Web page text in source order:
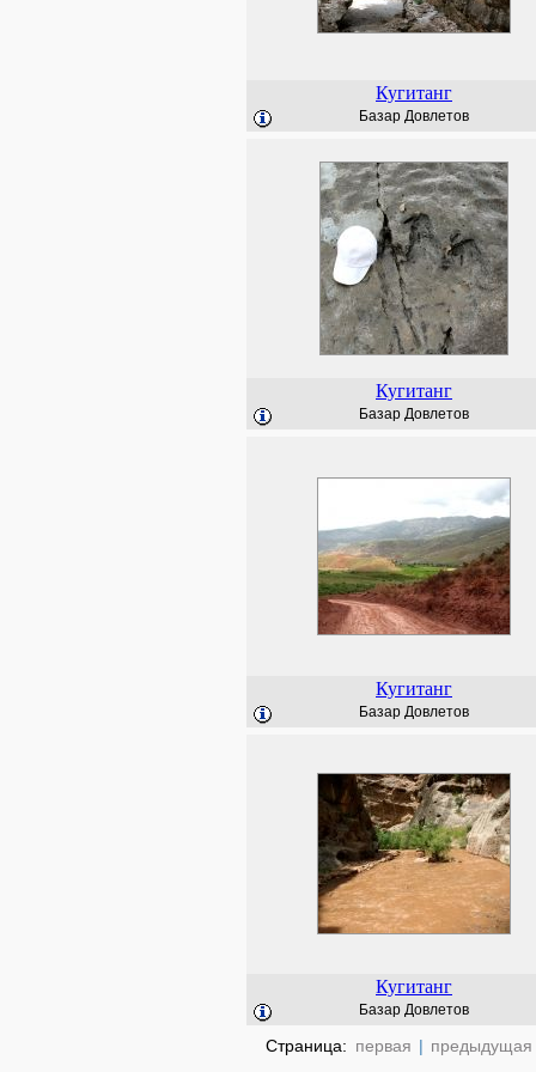
Кугитанг
Базар Довлетов
Кугитанг
Базар Довлетов
Кугитанг
Базар Довлетов
Кугитанг
Базар Довлетов
Страница: первая | предыдущая